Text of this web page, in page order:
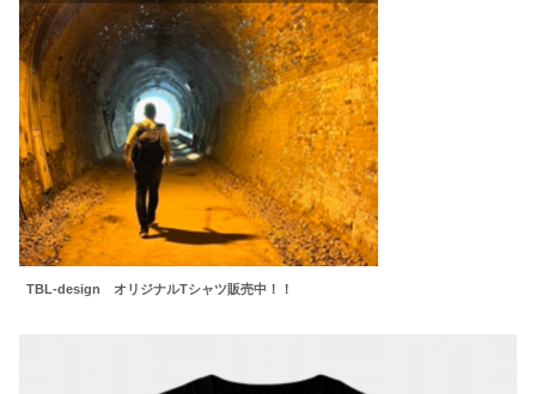
TBL-design オリジナルTシャツ販売中！！